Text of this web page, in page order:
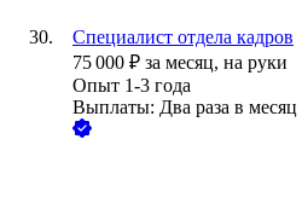
Специалист отдела кадров
75 000 ₽ за месяц, на руки
Опыт 1-3 года
Выплаты: Два раза в месяц